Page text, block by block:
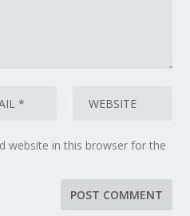
website in this browser for the